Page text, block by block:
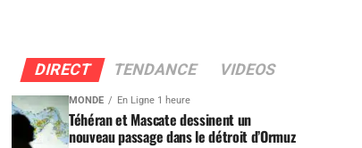
DIRECT TENDANCE VIDEOS
MONDE En Ligne 1 heure
Téhéran et Mascate dessinent un
nouveau passage dans le détroit d’Ormuz